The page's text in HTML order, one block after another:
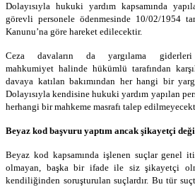
Dolayısıyla hukuki yardım kapsamında
görevli personele ödenmesinde 10/02/1954
Kanunu’na göre hareket edilecektir.
Ceza davaların da yargılama
mahkumiyet halinde hükümlü tarafından
davaya katılan bakımından her hangi bir
Dolayısıyla kendisine hukuki yardım yapılan
herhangi bir mahkeme masrafı talep
Beyaz kod başvuru yaptım ancak şikayetçi
Beyaz kod kapsamında işlenen suçlar genel
olmayan, başka bir ifade ile siz şikayetçi
kendiliğinden soruşturulan suçlardır. Bu tür